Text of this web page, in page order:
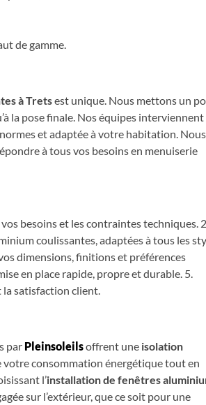
de gamme.
à Tretsest unique. Nous mettons un
la pose finale. Nos équipes interviennent
et adaptée à votre habitation. Nous
à tous vos besoins en menuiserie
besoins et les contraintes techniques. 2.
coulissantes, adaptées à tous les
dimensions, finitions et préférences
en place rapide, propre et durable. 5.
satisfaction client.
par Pleinsoleilsoffrent une isolation
votre consommation énergétique tout en
l’installation de fenêtres
sur l’extérieur, que ce soit pour une